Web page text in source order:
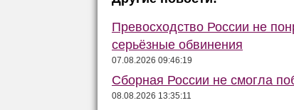
Превосходство России не
серьёзные обвинения
07.08.2026 09:46:19
Сборная России не смогла
08.08.2026 13:35:11